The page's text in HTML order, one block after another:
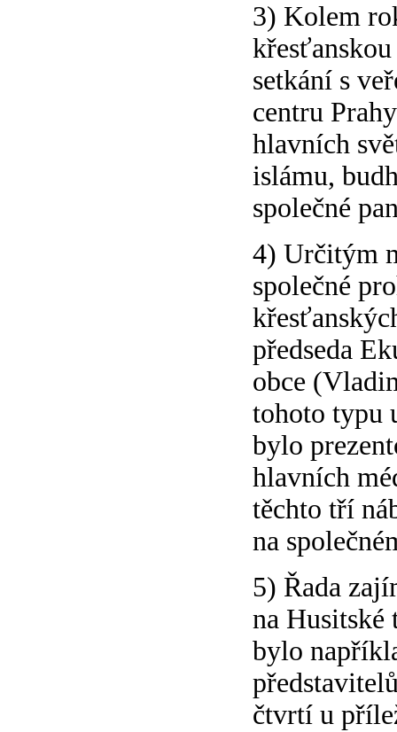
3) Kolem
setkání s
centru
hlavních
islámu,
společné
4) Určitým
společné
předseda
obce
tohoto typu
bylo
hlavních
těchto tří
na
5) Řada
na Husitské
bylo
čtvrtí u